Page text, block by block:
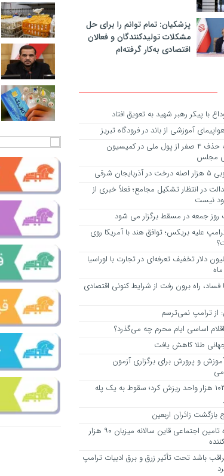
پزشکیان: تمام توانم را برای حل
مشکلات تولیدکنندگان و فعالان
اقتصادی به‌کار گرفته‌ام
با پیکر رهبر شهید به تعویق افتاد
آموزشی از باند در فرودگاه تبریز
تصویب حذف ۴ صفر از پول ملی در کمیسیون
مجلس
شرقی
در انتظار تشکیل مجامع؛ فعلاً خبری از
نیست
روز جمعه در مسقط برگزار می شود
علیه بریکس؛ توافق هند با آمریکا روی
میلیون دلار تخفیف تعرفه‌ای در تجارت با اوراسیا
فساد، راه برون رفت از شرایط کنونی اقتصادی
از ترامپ نمی‌ترسم
اقلام اساسی ایام محرم چه می‌گذرد؟
طلا کاهش یافت
و پرورش برای برگزاری آزمون
بورس ۱۰۳ هزار واحد ریزش کرد؛ سقوط به یک پله
بازگشت زائران اربعین
درمانگاه تامین اجتماعی قاین سالانه میزبان ۹۰ هزار
باشد تحت تأثیر زرق و برق ادبیات ترامپ